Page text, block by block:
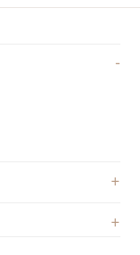
-
+
+